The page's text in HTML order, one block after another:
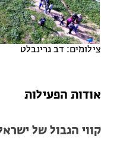
מחנות קיץ
מחנות קיץ
חופשות בבתי ספר שדה
צילומים: דב גרינבלט
אודות הפעילות
קווי הגבול של